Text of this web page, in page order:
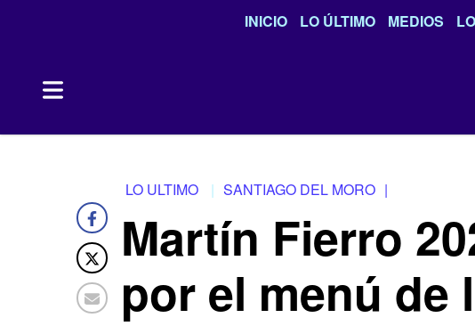
INICIO LO ÚLTIMO MEDIOS
LO ULTIMO SANTIAGO DEL MORO |
Martín Fierro
por el menú de